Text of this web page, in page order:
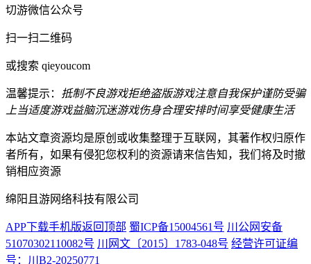
切游微信公众号
扫一扫二维码
或搜索 qieyoucom
温馨提示： 抵制不良游戏拒绝盗版游戏注意自我保护谨防受骗
上当适度游戏益脑沉迷游戏伤身合理安排时间享受健康生活
本站文章资源均是原创或收集整理于互联网，其著作权归原作
者所有，如果有侵犯您权利的资源请来信告知，我们将及时撤
销相应资源
绵阳且游网络科技有限公司
APP下载手机版返回顶部 蜀ICP备15004561号 川公网安备
51070302110082号 川网文〔2015〕1783-048号 经营许可证编
号：川B2-20250771